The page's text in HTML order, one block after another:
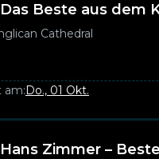
Beste aus dem
Cathedral
am:Do., 01 Okt.
Zimmer –